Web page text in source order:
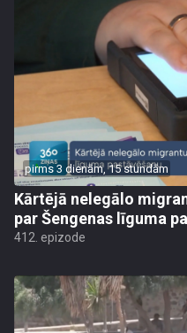
pirms 3 dienām, 15 stundām
Kārtējā nelegālo
par Šengenas līguma
412. epizode